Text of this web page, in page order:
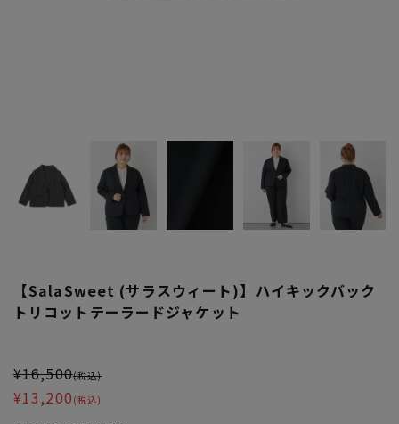
【SalaSweet (サラスウィート)】ハイキックバック
トリコットテーラードジャケット
¥16,500(税込)
¥13,200 (税込)